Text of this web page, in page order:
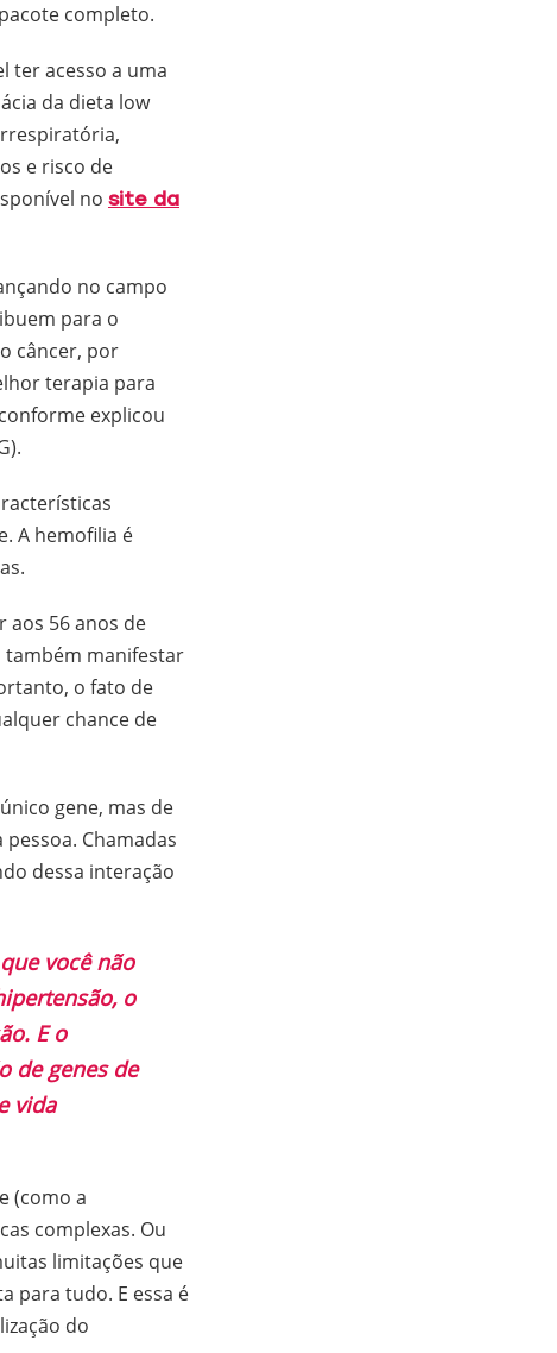
completo.
ter acesso a uma
da dieta low
e risco de
no site da
no campo
para o
câncer, por
terapia para
explicou
A hemofilia é
aos 56 anos de
também manifestar
o fato de
chance de
gene, mas de
Chamadas
dessa interação
você não
o
E o
de genes de
vida
(como a
complexas. Ou
limitações que
para tudo. E essa é
do